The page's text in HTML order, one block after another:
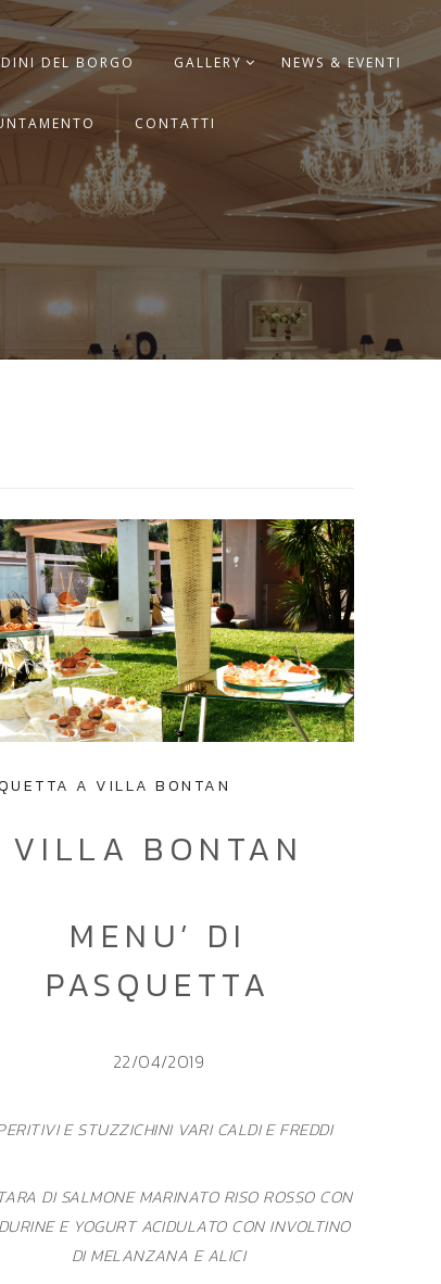
DEL BORGO GALLERY NEWS & EVENTI
CONTATTI
A VILLA BONTAN
VILLA BONTAN
MENU’ DI
PASQUETTA
22/04/2019
E STUZZICHINI VARI CALDI E FREDDI
DI SALMONE MARINATO RISO ROSSO CON
E YOGURT ACIDULATO CON INVOLTINO
DI MELANZANA E ALICI